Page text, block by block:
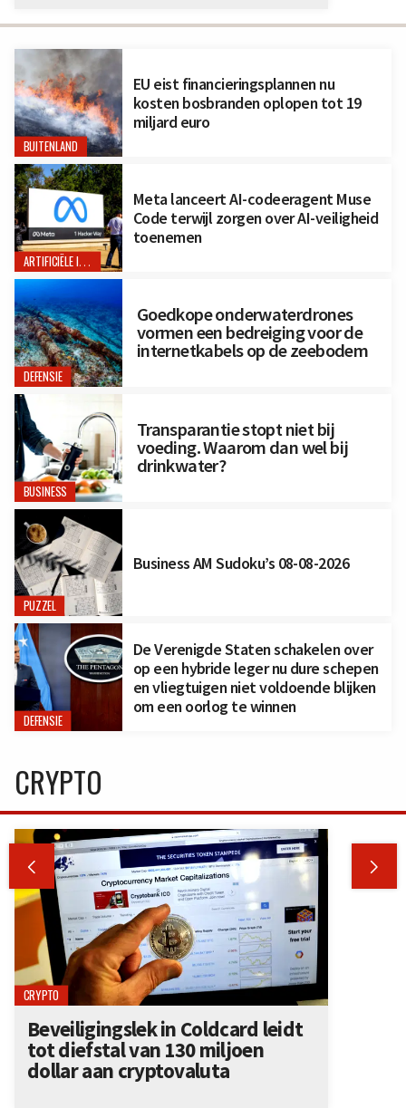
BUITENLAND
EU eist financieringsplannen nu
kosten bosbranden oplopen tot 19
miljard euro
ARTIFICIËLE INTELLIGENTIE
Meta lanceert AI-codeeragent Muse
Code terwijl zorgen over AI-veiligheid
toenemen
DEFENSIE
Goedkope onderwaterdrones
vormen een bedreiging voor de
internetkabels op de zeebodem
BUSINESS
Transparantie stopt niet bij
voeding. Waarom dan wel bij
drinkwater?
PUZZEL
Business AM Sudoku’s 08-08-2026
DEFENSIE
De Verenigde Staten schakelen over
op een hybride leger nu dure schepen
en vliegtuigen niet voldoende blijken
om een oorlog te winnen
CRYPTO
 
CRYPTO
Beveiligingslek in Coldcard leidt
tot diefstal van 130 miljoen
dollar aan cryptovaluta